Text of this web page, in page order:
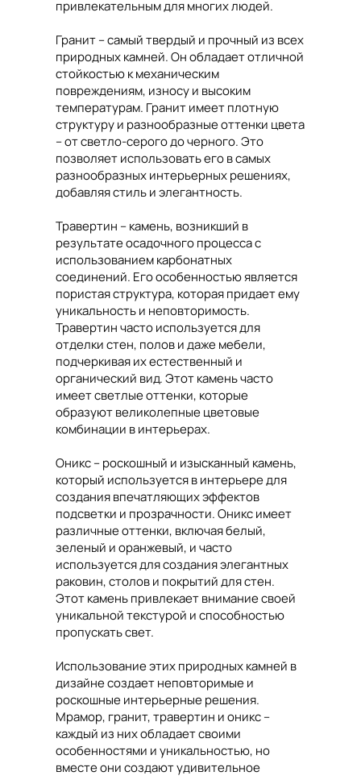
привлекательным для многих людей.
Гранит – самый твердый и прочный из всех
природных камней. Он обладает отличной
стойкостью к механическим
повреждениям, износу и высоким
температурам. Гранит имеет плотную
структуру и разнообразные оттенки цвета
– от светло-серого до черного. Это
позволяет использовать его в самых
разнообразных интерьерных решениях,
добавляя стиль и элегантность.
Травертин – камень, возникший в
результате осадочного процесса с
использованием карбонатных
соединений. Его особенностью является
пористая структура, которая придает ему
уникальность и неповторимость.
Травертин часто используется для
отделки стен, полов и даже мебели,
подчеркивая их естественный и
органический вид. Этот камень часто
имеет светлые оттенки, которые
образуют великолепные цветовые
комбинации в интерьерах.
Оникс – роскошный и изысканный камень,
который используется в интерьере для
создания впечатляющих эффектов
подсветки и прозрачности. Оникс имеет
различные оттенки, включая белый,
зеленый и оранжевый, и часто
используется для создания элегантных
раковин, столов и покрытий для стен.
Этот камень привлекает внимание своей
уникальной текстурой и способностью
пропускать свет.
Использование этих природных камней в
дизайне создает неповторимые и
роскошные интерьерные решения.
Мрамор, гранит, травертин и оникс –
каждый из них обладает своими
особенностями и уникальностью, но
вместе они создают удивительное